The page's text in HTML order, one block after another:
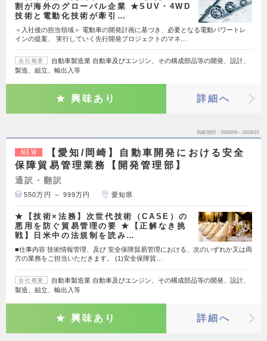
割が海外のグローバル企業 ★SUV・4WD
技術と電動化技術が牽引…
＜入社後の担当領域＞ 電動車の開発計画に基づき、必要となる電動パワートレ
インの提案、 実行していく先行開発プロジェクトのマネ…
会社概要
自動車製造業 自動車及びエンジン、その構成部品等の開発、設計、
製造、組立、輸出入等
興味あり 詳細へ
掲載期間 26/08/06～26/08/19
NEW
【愛知/岡崎】自動車開発における安全
保障貿易管理業務【開発管理部】
通訳・翻訳
550万円 ～ 999万円 愛知県
★【技術×法務】次世代技術（CASE）の
悪用を防ぐ貿易管理の要 ★【正解なき挑
戦】日米中の法規制を読み…
■仕事内容 技術情報管理、及び 安全保障貿易管理における、次のいずれか又は両
方の業務をご担当いただきます。 (1)安全保障貿…
会社概要
自動車製造業 自動車及びエンジン、その構成部品等の開発、設計、
製造、組立、輸出入等
興味あり 詳細へ